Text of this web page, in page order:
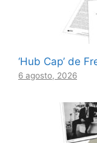
‘Hub Cap’ de
6 agosto, 2026